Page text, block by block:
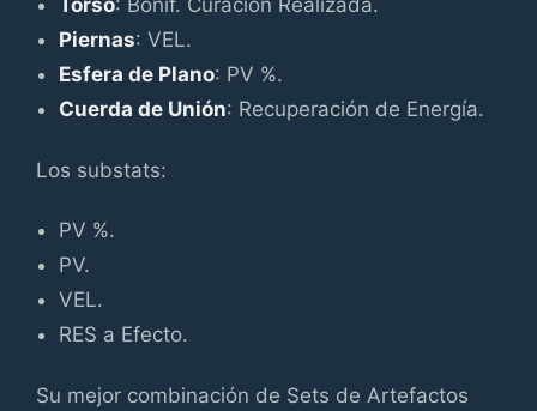
Torso: Bonif. Curación Realizada.
Piernas: VEL.
Esfera de Plano: PV %.
Cuerda de Unión: Recuperación de Energía.
Los substats:
PV %.
PV.
VEL.
RES a Efecto.
Su mejor combinación de Sets de Artefactos